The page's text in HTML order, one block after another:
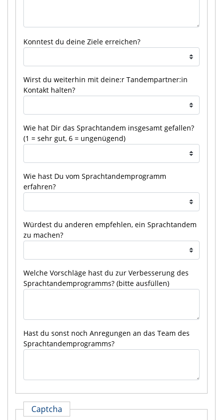
Konntest du deine Ziele erreichen?
Wirst du weiterhin mit deine:r Tandempartner:in
Kontakt halten?
Wie hat Dir das Sprachtandem insgesamt gefallen?
(1 = sehr gut, 6 = ungenügend)
Wie hast Du vom Sprachtandemprogramm
erfahren?
Würdest du anderen empfehlen, ein Sprachtandem
zu machen?
Welche Vorschläge hast du zur Verbesserung des
Sprachtandemprogramms? (bitte ausfüllen)
Hast du sonst noch Anregungen an das Team des
Sprachtandemprogramms?
Captcha